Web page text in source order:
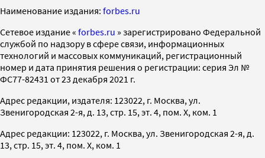
Наименование издания: forbes.ru
Cетевое издание « forbes.ru » зарегистрировано Федеральной
службой по надзору в сфере связи, информационных
технологий и массовых коммуникаций, регистрационный
номер и дата принятия решения о регистрации: серия Эл №
ФС77-82431 от 23 декабря 2021 г.
Адрес редакции, издателя: 123022, г. Москва, ул.
Звенигородская 2-я, д. 13, стр. 15, эт. 4, пом. X, ком. 1
Адрес редакции: 123022, г. Москва, ул. Звенигородская 2-я, д.
13, стр. 15, эт. 4, пом. X, ком. 1